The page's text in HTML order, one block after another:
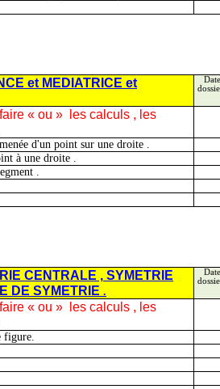
et MEDIATRICE et
« ou » les calculs , les
menée d'un point sur une droite .
à une droite .
.
CENTRALE , SYMETRIE
DE SYMETRIE .
« ou » les calculs , les
figure.